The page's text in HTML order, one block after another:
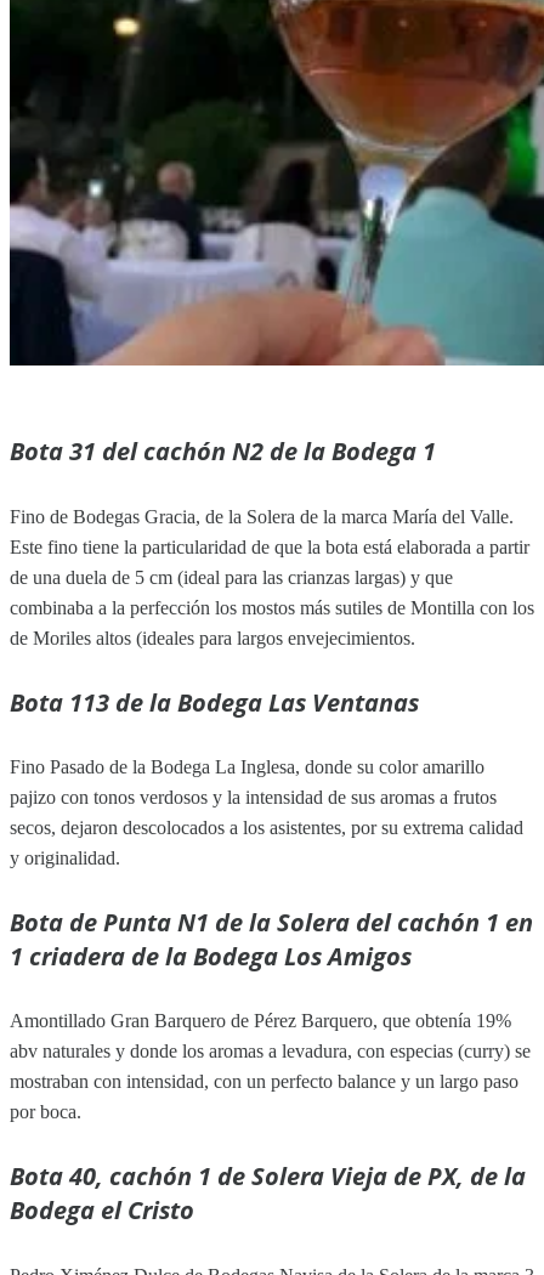
Bota 31 del cachón N2 de la Bodega 1
Fino de Bodegas Gracia, de la Solera de la marca María del Valle.
Este fino tiene la particularidad de que la bota está elaborada a partir
de una duela de 5 cm (ideal para las crianzas largas) y que
combinaba a la perfección los mostos más sutiles de Montilla con los
de Moriles altos (ideales para largos envejecimientos.
Bota 113 de la Bodega Las Ventanas
Fino Pasado de la Bodega La Inglesa, donde su color amarillo
pajizo con tonos verdosos y la intensidad de sus aromas a frutos
secos, dejaron descolocados a los asistentes, por su extrema calidad
y originalidad.
Bota de Punta N1 de la Solera del cachón 1 en
1 criadera de la Bodega Los Amigos
Amontillado Gran Barquero de Pérez Barquero, que obtenía 19%
abv naturales y donde los aromas a levadura, con especias (curry) se
mostraban con intensidad, con un perfecto balance y un largo paso
por boca.
Bota 40, cachón 1 de Solera Vieja de PX, de la
Bodega el Cristo